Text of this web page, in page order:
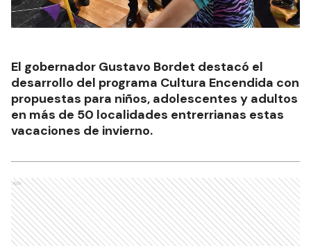
El gobernador Gustavo Bordet destacó el
desarrollo del programa Cultura Encendida con
propuestas para niños, adolescentes y adultos
en más de 50 localidades entrerrianas estas
vacaciones de invierno.
Ads